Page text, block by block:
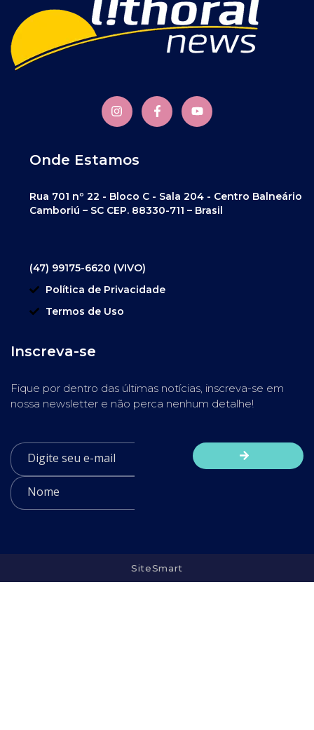
Onde Estamos
Rua 701 nº 22 - Bloco C - Sala 204 - Centro Balneário
Camboriú – SC CEP. 88330-711 – Brasil
(47) 99175-6620 (VIVO)
Política de Privacidade
Termos de Uso
Inscreva-se
Fique por dentro das últimas notícias, inscreva-se em
nossa newsletter e não perca nenhum detalhe!
SiteSmart